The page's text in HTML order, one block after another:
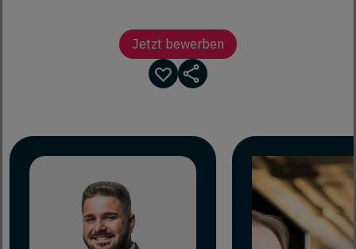
Jetzt bewerben